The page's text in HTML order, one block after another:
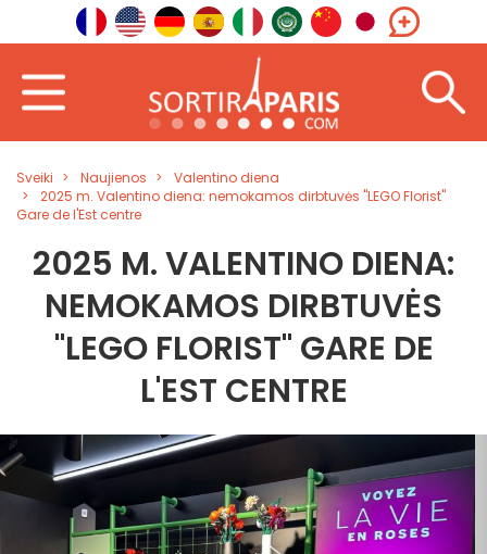
Sveiki Naujienos
Valentino diena
2025 m. Valentino diena: nemokamos dirbtuvės "LEGO Florist"
Gare de l'Est centre
2025 M. VALENTINO DIENA:
NEMOKAMOS DIRBTUVĖS
"LEGO FLORIST" GARE DE
L'EST CENTRE